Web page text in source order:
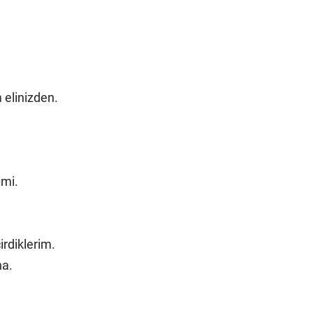
elinizden.